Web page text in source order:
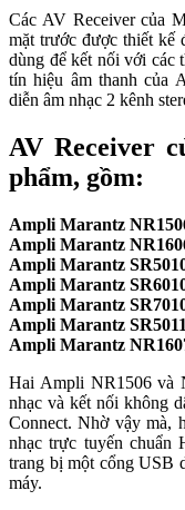
Các AV Receiver của
mặt trước được thiết kế
dùng để kết nối với các
tín hiệu âm thanh của
diễn âm nhạc 2 kênh
AV Receiver
phẩm, gồm:
Ampli Marantz
Ampli Marantz
Ampli Marantz
Ampli Marantz
Ampli Marantz
Ampli Marantz SR5011
Ampli Marantz
Hai Ampli NR1506 và
nhạc và kết nối không
Connect. Nhờ vậy mà,
nhạc trực tuyến
trang bị một cổng USB
máy.